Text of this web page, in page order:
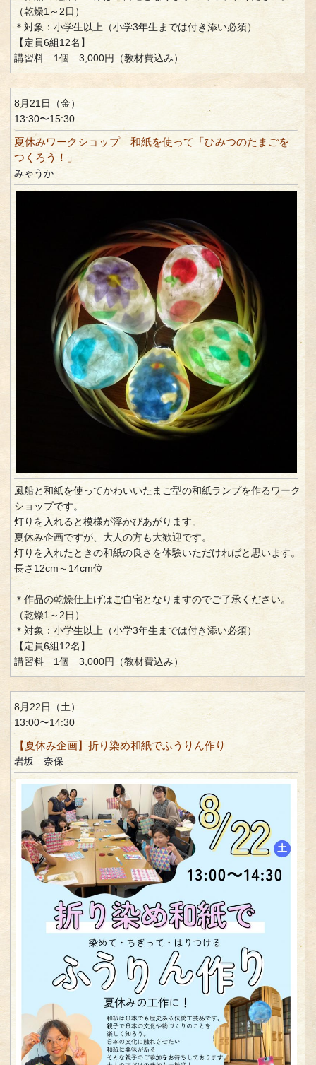
（乾燥1～2日）
＊対象：小学生以上（小学3年生までは付き添い必須）
【定員6組12名】
講習料 1個 3,000円（教材費込み）
8月21日（金）
13:30〜15:30
夏休みワークショップ 和紙を使って「ひみつのたまごを
つくろう！」
みゃうか
風船と和紙を使ってかわいいたまご型の和紙ランプを作るワーク
ショップです。
灯りを入れると模様が浮かびあがります。
夏休み企画ですが、大人の方も大歓迎です。
灯りを入れたときの和紙の良さを体験いただければと思います。
長さ12cm～14cm位
＊作品の乾燥仕上げはご自宅となりますのでご了承ください。
（乾燥1～2日）
＊対象：小学生以上（小学3年生までは付き添い必須）
【定員6組12名】
講習料 1個 3,000円（教材費込み）
8月22日（土）
13:00〜14:30
【夏休み企画】折り染め和紙でふうりん作り
岩坂 奈保